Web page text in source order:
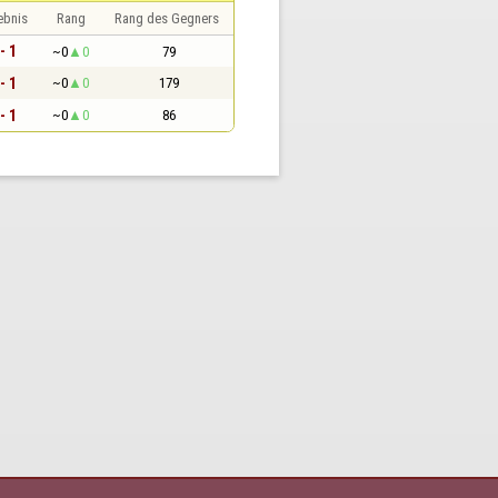
Rang Rang des Gegners
1 ~0 0 79
1 ~0 0 179
1 ~0 0 86